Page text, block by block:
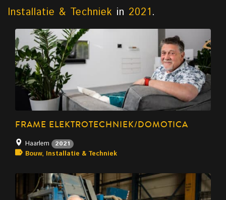
Installatie & Techniek in 2021.
FRAME ELEKTROTECHNIEK/DOMOTICA
Haarlem 2021
Bouw, Installatie & Techniek